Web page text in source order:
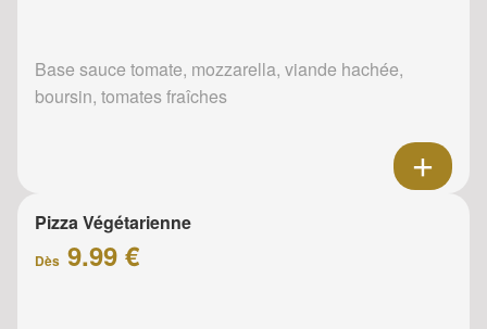
Base sauce tomate, mozzarella, viande hachée,
boursin, tomates fraîches
Pizza Végétarienne
Dès 9.99 €